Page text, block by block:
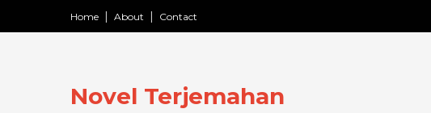
Home About Contact
Novel Terjemahan